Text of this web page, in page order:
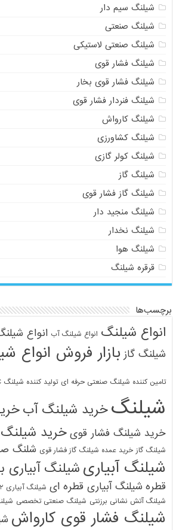
شیلنگ سیم دار
شیلنگ صنعتی
شیلنگ صنعتی لاستیکی
شیلنگ فشار قوی
شیلنگ فشار قوی بخار
شیلنگ فنردار فشار قوی
شیلنگ کارواش
شیلنگ کشاورزی
شیلنگ کولر گازی
شیلنگ گاز
شیلنگ گاز فشار قوی
شیلنگ منجید دار
شیلنگ نخدار
شیلنگ هوا
قرقره شیلنگ
برچسب‌ها
انواع شیلنگ انواع شیلنگ آب انواع
شیلنگ گاز بازار فروش انواع
تامین کننده شیلنگ صنعتی حرفه ای تولید کننده شیلنگ PVC
شیلنگخرید شیلنگ آب
خرید شیلنگ فشار قوی خرید
شیلنگ گاز خرید عمده شیلنگ گاز فشار قوی شلنگ
شیلنگ آبیاری شیلنگ آبیاری
قطره شیلنگ آبیاری قطره ای شیلنگ آبیاری ۲ اینچ شیلنگ آبیاری بارانی
شیلنگ آتش نشانی برزنتی شیلنگ صنعتی تخصصی
شیلنگ فشار قوی کارواش